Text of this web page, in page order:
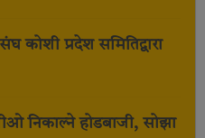
कोशी प्रदेश समितिद्वारा
निकाल्ने होडबाजी, सोझा